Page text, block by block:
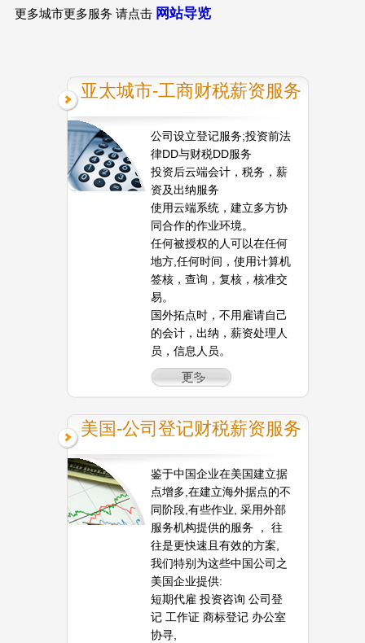
更多城市更多服务 请点击 网站导览
亚太城市-工商财税薪资服务
公司设立登记服务;投资前法
律DD与财税DD服务
投资后云端会计，税务，薪
资及出纳服务
使用云端系统，建立多方协
同合作的作业环境。
任何被授权的人可以在任何
地方,任何时间，使用计算机
签核，查询，复核，核准交
易。
国外拓点时，不用雇请自己
的会计，出纳，薪资处理人
员，信息人员。
美国-公司登记财税薪资服务
鉴于中国企业在美国建立据
点增多,在建立海外据点的不
同阶段,有些作业, 采用外部
服务机构提供的服务 ， 往
往是更快速且有效的方案,
我们特别为这些中国公司之
美国企业提供:
短期代雇 投资咨询 公司登
记 工作证 商标登记 办公室
协寻,